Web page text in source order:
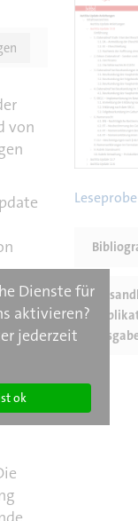
von
Dienste für
aktivieren?
jederzeit
ok